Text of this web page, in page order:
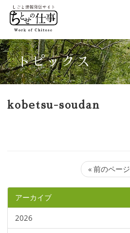
トピックス
kobetsu-soudan
« 前のページ
アーカイブ
2026